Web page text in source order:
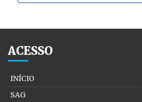
ACESSO
INÍCIO
SAG